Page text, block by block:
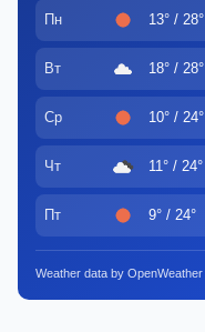
Пн 13° / 28°
Вт 18° / 28°
Ср 10° / 24°
Чт 11° / 24°
Пт 9° / 24°
Weather data by OpenWeather